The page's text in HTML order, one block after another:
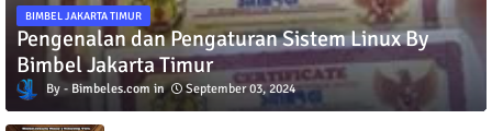
BIMBEL JAKARTA TIMUR
Pengenalan dan Pengaturan Sistem Linux By
Bimbel Jakarta Timur
Bimbeles.com September 03, 2024